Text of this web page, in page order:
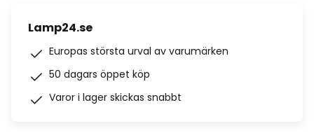
Lamp24.se
Europas största urval av varumärken
50 dagars öppet köp
Varor i lager skickas snabbt